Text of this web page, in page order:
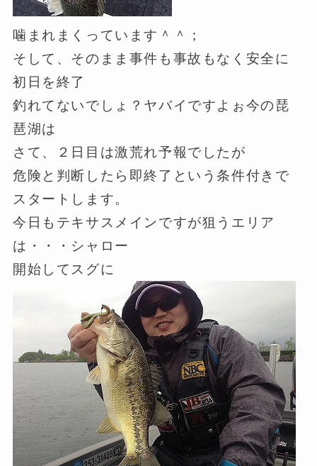
噛まれまくっています＾＾；
そして、そのまま事件も事故もなく安全に
初日を終了
釣れてないでしょ？ヤバイですよぉ今の琵
琶湖は
さて、２日目は激荒れ予報でしたが
危険と判断したら即終了という条件付きで
スタートします。
今日もテキサスメインですが狙うエリア
は・・・シャロー
開始してスグに